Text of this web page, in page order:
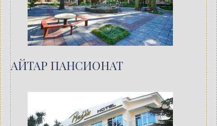
АЙТАР ПАНСИОНАТ